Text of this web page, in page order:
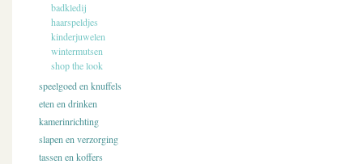
badkledij
haarspeldjes
kinderjuwelen
wintermutsen
shop the look
speelgoed en knuffels
eten en drinken
kamerinrichting
slapen en verzorging
tassen en koffers